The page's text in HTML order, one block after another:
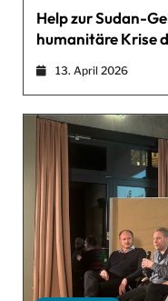
Help zur Sudan-
humanitäre Krise
13. April 2026